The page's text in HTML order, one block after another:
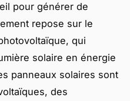
pour générer de
repose sur le
qui
solaire en énergie
panneaux solaires sont
des